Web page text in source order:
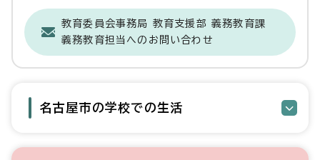
教育委員会事務局 教育支援部 義務教育課
義務教育担当へのお問い合わせ
名古屋市の学校での生活